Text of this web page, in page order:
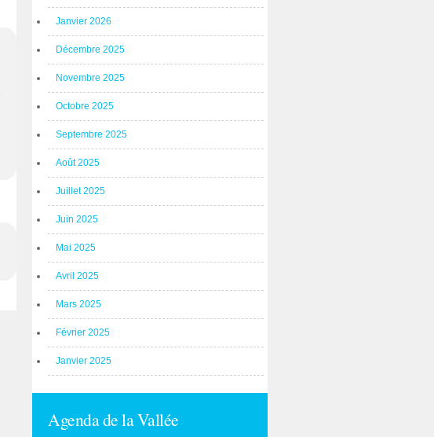
Janvier 2026
Décembre 2025
Novembre 2025
Octobre 2025
Septembre 2025
Août 2025
Juillet 2025
Juin 2025
Mai 2025
Avril 2025
Mars 2025
Février 2025
Janvier 2025
Agenda de la Vallée